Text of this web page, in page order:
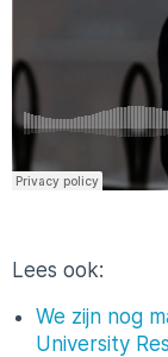
Lees ook:
We zijn nog
University